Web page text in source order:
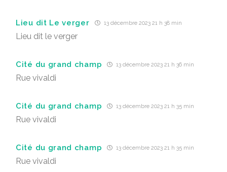
Lieu dit Le verger 13 décembre 2023 21 h 38 min
Lieu dit le verger
Cité du grand champ 13 décembre 2023 21 h 36 min
Rue vivaldi
Cité du grand champ 13 décembre 2023 21 h 35 min
Rue vivaldi
Cité du grand champ 13 décembre 2023 21 h 35 min
Rue vivaldi